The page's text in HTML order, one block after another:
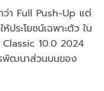
า Full Push-Up แต่
ประโยชน์เฉพาะตัว ใน
10.0 2024
พัฒนาส่วนบนของ